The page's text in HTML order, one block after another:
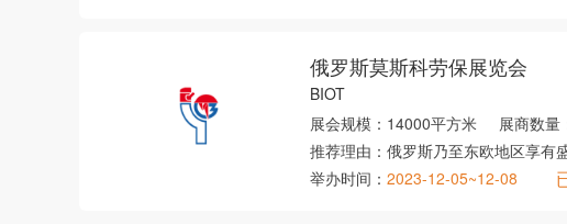
俄罗斯莫斯科劳保展览会
BIOT
展会规模： 14000平方米 展商数量
推荐理由： 俄罗斯乃至东欧地区享有
举办时间： 2023-12-05~12-08